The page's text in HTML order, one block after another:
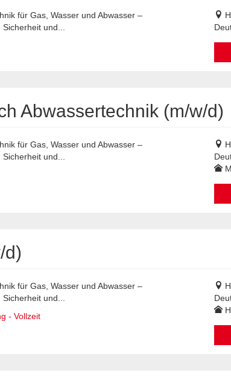
für Gas, Wasser und Abwasser –
und...
Abwassertechnik (m/w/d)
für Gas, Wasser und Abwasser –
und...
d)
für Gas, Wasser und Abwasser –
und...
- Vollzeit